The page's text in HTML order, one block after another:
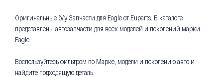
Оригинальные б/у Запчасти для Eagle от Euparts. В каталоге
представлены автозапчасти для всех моделей и поколений марки
Eagle.
Воспользуйтесь фильтром по Марке, модели и поколению авто и
найдите подходящую деталь.